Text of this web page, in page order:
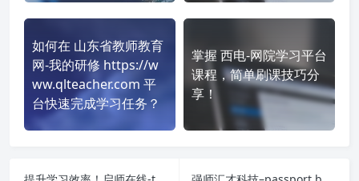
如何在 山东省教师教育
网-我的研修 https://w
ww.qlteacher.com 平
台快速完成学习任务？
掌握 西电-网院学习平台
课程，简单刷课技巧分
享！